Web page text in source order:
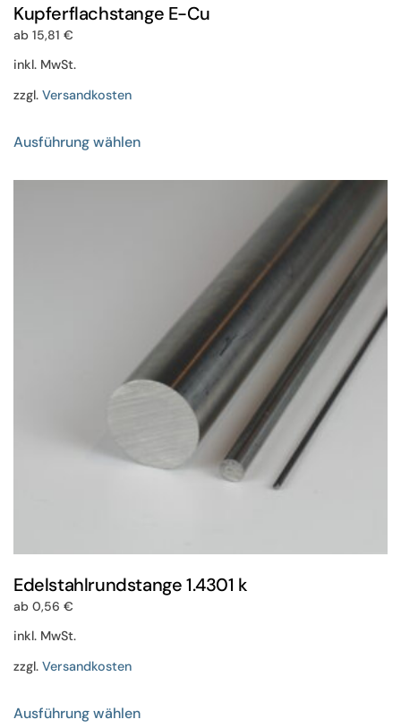
Kupferflachstange E-Cu
ab 15,81 €
inkl. MwSt.
zzgl. Versandkosten
Ausführung wählenProdukt
der
Produktseite
gewählt
Edelstahlrundstange 1.4301 k
ab 0,56 €
inkl. MwSt.
zzgl. Versandkosten
Ausführung wählenProdukt